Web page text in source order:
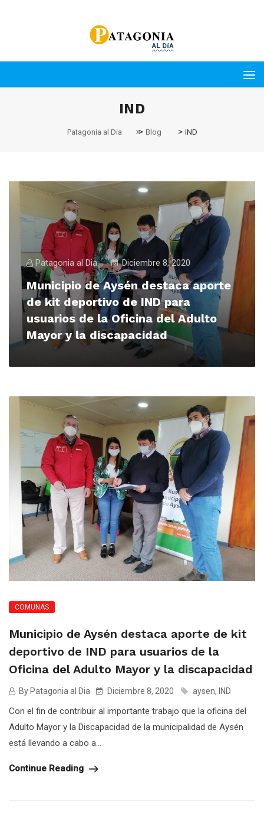
IND
Patagonia al Dia > Blog > IND
Patagonia al Dia Diciembre 8, 2020
Municipio de Aysén destaca aporte
de kit deportivo de IND para
usuarios de la Oficina del Adulto
Mayor y la discapacidad
COMUNAS
Municipio de Aysén destaca aporte de kit
deportivo de IND para usuarios de la
Oficina del Adulto Mayor y la discapacidad
By Patagonia al Dia Diciembre 8, 2020 aysen, IND
Con el fin de contribuir al importante trabajo que la oficina del
Adulto Mayor y la Discapacidad de la municipalidad de Aysén
está llevando a cabo a...
Continue Reading